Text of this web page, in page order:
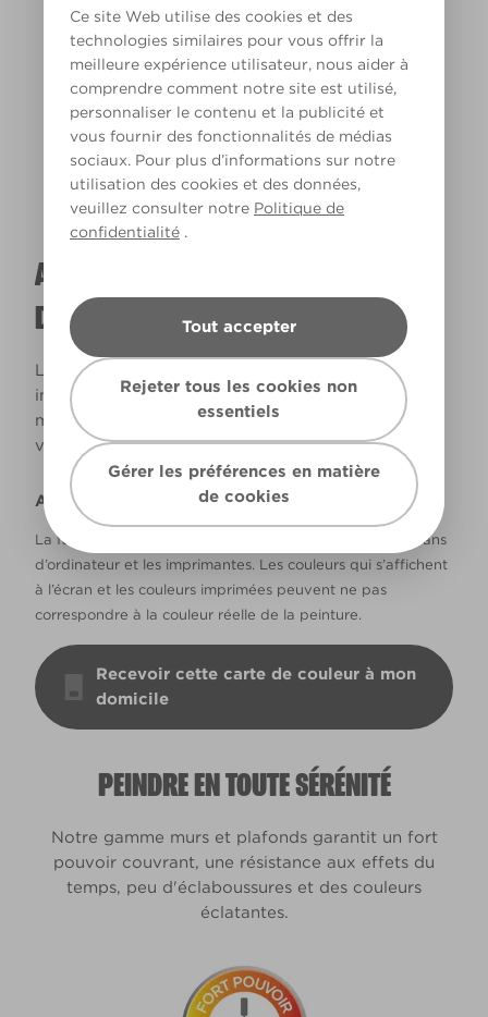
Ce site Web utilise des cookies et des
technologies similaires pour vous offrir la
meilleure expérience utilisateur, nous aider à
comprendre comment notre site est utilisé,
personnaliser le contenu et la publicité et
vous fournir des fonctionnalités de médias
sociaux. Pour plus d’informations sur notre
utilisation des cookies et des données,
veuillez consulter notre Politique de
confidentialité .
Tout accepter
Rejeter tous les cookies non
essentiels
Gérer les préférences en matière
de cookies
Lumière chaude
A QUOI RESSEMBLERA CETTE COULEUR
DANS VOTRE MAISON ?
La lumière naturelle et l’éclairage jouent un rôle
important sur le rendu des couleurs dans votre
maison. Utilisez cet outil pour voir le rendu de
votre couleur en fonction de la lumière.
Avertissement
La façon dont les couleurs s’affichent varie selon les écrans
d’ordinateur et les imprimantes. Les couleurs qui s’affichent
à l’écran et les couleurs imprimées peuvent ne pas
correspondre à la couleur réelle de la peinture.
Recevoir cette carte de couleur à mon
domicile
PEINDRE EN TOUTE SÉRÉNITÉ
Notre gamme murs et plafonds garantit un fort
pouvoir couvrant, une résistance aux effets du
temps, peu d'éclaboussures et des couleurs
éclatantes.